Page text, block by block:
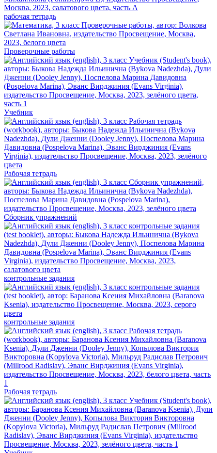
рабочая тетрадь
Проверочные работы
Учебник
Рабочая тетрадь
Сборник упражнений
контрольные задания
контрольные задания
Рабочая тетрадь